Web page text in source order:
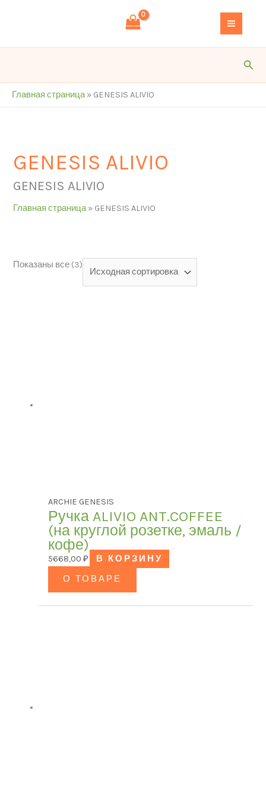
Главная страница» GENESIS ALIVIO
h
GENESIS ALIVIO
GENESIS ALIVIO
Главная страница» GENESIS ALIVIO
В наличии
В продаже(0)
Показаны все (3)
ARCHIE GENESIS
Ручка ALIVIO ANT.COFFEE
(на круглой розетке, эмаль /
кофе)
5668,00 ₽
В КОРЗИНУ
О ТОВАРЕ